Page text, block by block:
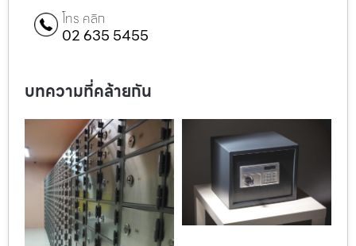
โทร คลิก
02 635 5455
บทความที่คล้ายกัน